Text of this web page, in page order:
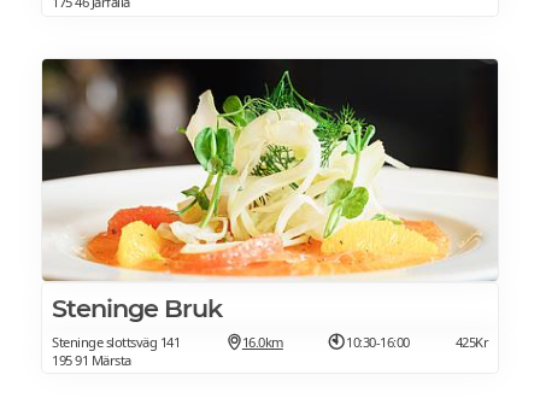
Steninge Bruk
Steninge slottsväg 141
195 91 Märsta
16.0km 10:30-16:00 425Kr